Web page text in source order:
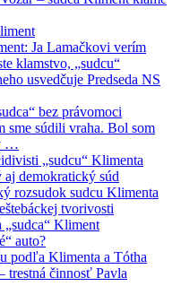
Ja Lamačkovi verím
klamstvo, „sudcu“
usvedčuje Predseda NS
bez právomoci
sme súdili vraha. Bol som
…
„sudcu“ Klimenta
aj demokratický súd
rozsudok sudcu Klimenta
tvorivosti
„sudca“ Kliment
auto?
podľa Klimenta a Tótha
trestná činnosť Pavla